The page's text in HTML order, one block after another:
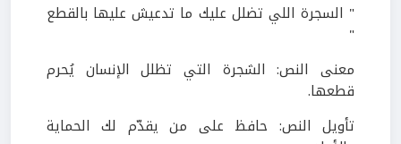
" السجرة اللي تضلل عليك ما تدعيش عليها بالقطع
"
معنى النص: الشجرة التي تظلل الإنسان يُحرم
قطعها.
تأويل النص: حافظ على من يقدّم لك الحماية